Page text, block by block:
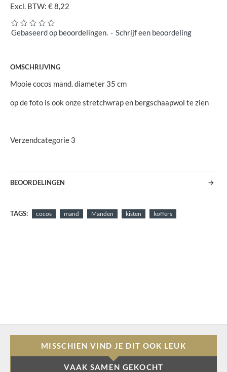
Gebaseerd op beoordelingen. - Schrijf een beoordeling
Excl. BTW: € 8,22
OMSCHRIJVING
Mooie cocos mand. diameter 35 cm
op de foto is ook onze stretchwrap en bergschaapwol te zien
Verzendcategorie 3
BEOORDELINGEN
TAGS: cocos mand Manden kisten koffers
MISSCHIEN VIND JE DIT OOK LEUK
VAAK SAMEN GEKOCHT